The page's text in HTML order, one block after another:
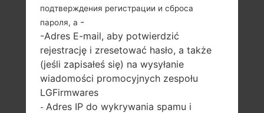
2.3 in
320 x 240 pikseli
(~174 gęstość pikseli
na cal)
312 MHz,
MediaTek MT6236
128MB
подтверждения регистрации и сброса
пароля, а -
-Adres E-mail, aby potwierdzić
rejestrację i zresetować hasło, a także
(jeśli zapisałeś się) na wysyłanie
wiadomości promocyjnych zespołu
LGFirmwares
- Adres IP do wykrywania spamu i